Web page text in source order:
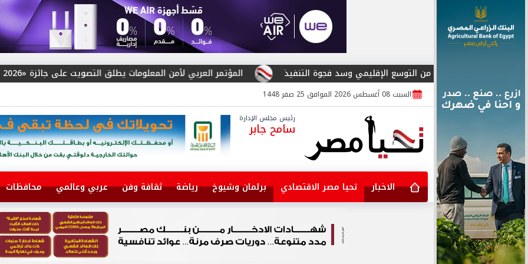
المؤتمر العربي لأمن المعلومات يطلق التصويت على جائزة «Arab Cybersecurity Social Media Influencer Award 2026» من التوسع الإقليمي وسد فجوة التنفيذ
السبت 08 أغسطس 2026 الموافق 25 صفر 1448
رئيس مجلس الإدارة
سامح جابر
الاخبار تحيا مصر الاقتصادي برلمان وشيوخ رياضة ثقافة وفن عربي وعالمي محافظات